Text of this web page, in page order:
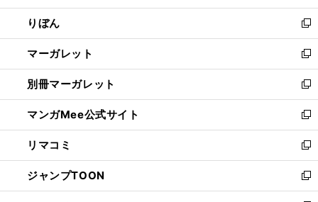
開
く
ウ
で
開
く
ン
ド
ウ
で
開
く
ウ
ィ
ン
ド
ウ
で
開
く
りぼん
新
し
い
ウ
ィ
ン
ド
ウ
で
開
く
マーガレット
新
し
い
ウ
ィ
ン
ド
ウ
で
開
別冊マーガレット
新
し
い
ウ
ィ
ン
ド
ウ
マンガMee公式サイト
新
し
い
ウ
ィ
ン
リマコミ
新
し
い
ウ
ジャンプTOON
新
し